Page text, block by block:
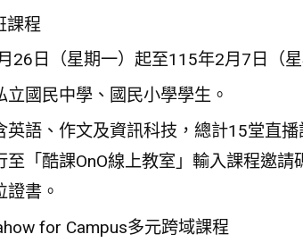
課程
26日（星期一）起至115年2月7日（星
國民中學、國民小學學生。
英語、作文及資訊科技，總計15堂直
至「酷課OnO線上教室」輸入課程邀請
書。
for Campus多元跨域課程